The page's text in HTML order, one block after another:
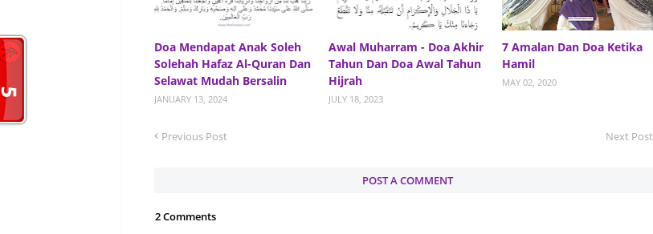
Doa Mendapat Anak Soleh
Solehah Hafaz Al-Quran Dan
Selawat Mudah Bersalin
JANUARY 13, 2024
Awal Muharram - Doa Akhir
Tahun Dan Doa Awal Tahun
Hijrah
JULY 18, 2023
7 Amalan Dan Doa Ketika
Hamil
MAY 02, 2020
Previous Post Next Post
POST A COMMENT
2 Comments